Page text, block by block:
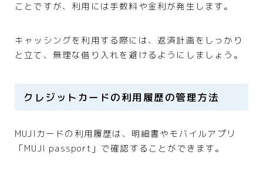
ことですが、利用には手数料や金利が発生します。
キャッシングを利用する際には、返済計画をしっかり
と立て、無理な借り入れを避けるようにしましょう。
クレジットカードの利用履歴の管理方法
MUJIカードの利用履歴は、明細書やモバイルアプリ
「MUJI passport」で確認することができます。